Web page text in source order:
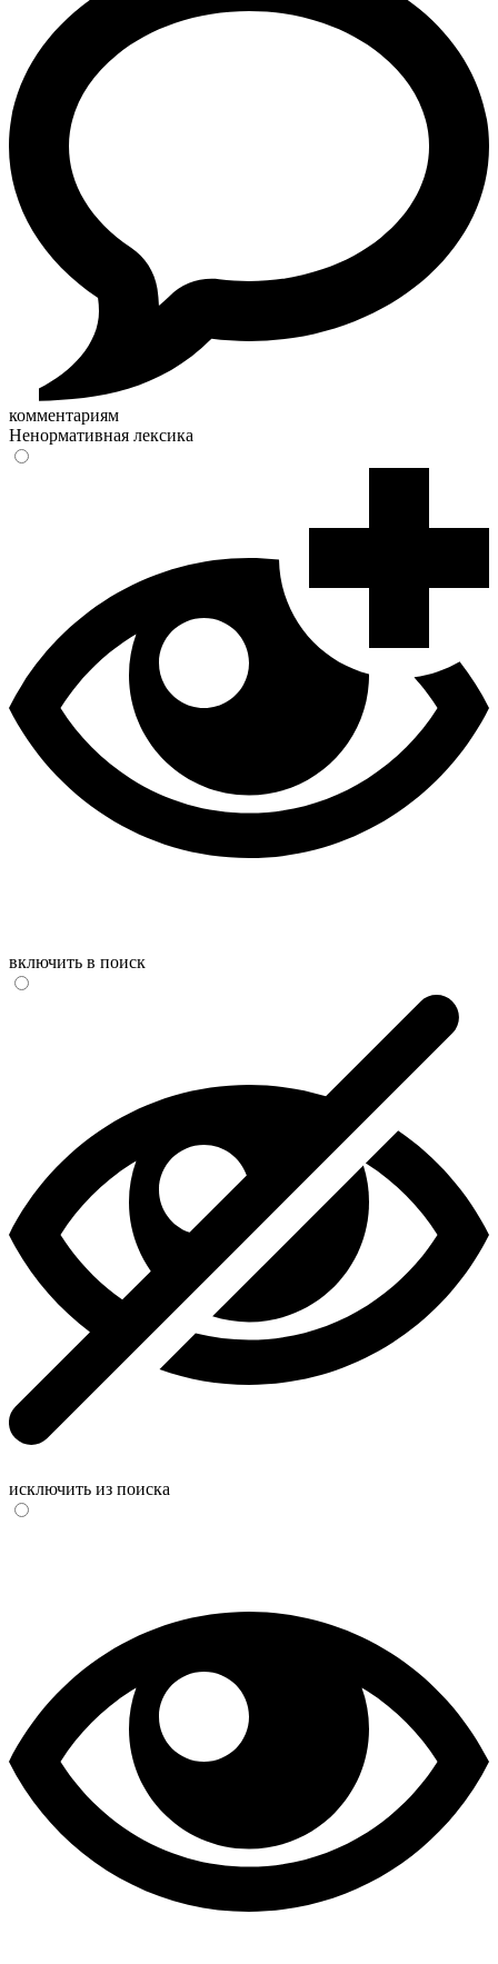
комментариям
Ненормативная лексика
включить в поиск
исключить из поиска